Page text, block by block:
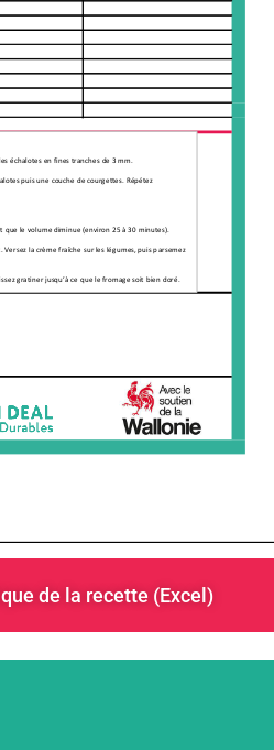
de la recette (Excel)